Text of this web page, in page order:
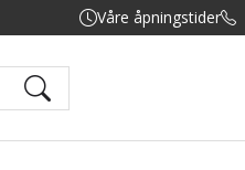
Våre åpningstider